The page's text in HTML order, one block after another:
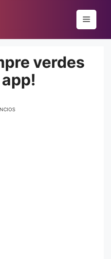
Menu
verdes